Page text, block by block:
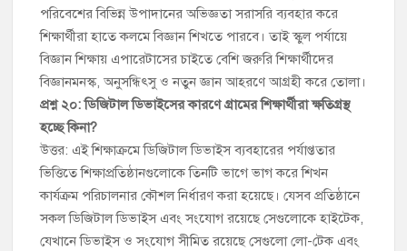
পরিবেশের বিভিন্ন উপাদানের অভিজ্ঞতা সরাসরি ব্যবহার করে
শিক্ষার্থীরা হাতে কলমে বিজ্ঞান শিখতে পারবে। তাই স্কুল পর্যায়ে
বিজ্ঞান শিক্ষায় এপারেটাসের চাইতে বেশি জরুরি শিক্ষার্থীদের
বিজ্ঞানমনস্ক, অনুসন্ধিৎসু ও নতুন জ্ঞান আহরণে আগ্রহী করে তোলা।
প্রশ্ন ২০: ডিজিটাল ডিভাইসের কারণে গ্রামের শিক্ষার্থীরা ক্ষতিগ্রস্থ
হচ্ছে কিনা?
উত্তর: এই শিক্ষাক্রমে ডিজিটাল ডিভাইস ব্যবহারের পর্যাপ্ততার
ভিত্তিতে শিক্ষাপ্রতিষ্ঠানগুলোকে তিনটি ভাগে ভাগ করে শিখন
কার্যক্রম পরিচালনার কৌশল নির্ধারণ করা হয়েছে। যেসব প্রতিষ্ঠানে
সকল ডিজিটাল ডিভাইস এবং সংযোগ রয়েছে সেগুলোকে হাইটেক,
যেখানে ডিভাইস ও সংযোগ সীমিত রয়েছে সেগুলো লো-টেক এবং